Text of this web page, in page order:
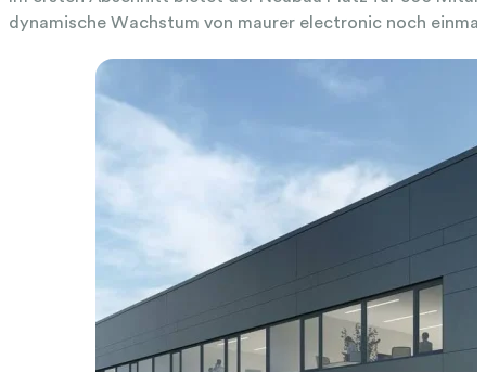
dynamische Wachstum von maurer electronic noch